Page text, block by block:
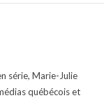
série, Marie-Julie
québécois et